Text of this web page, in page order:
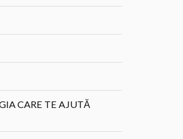
CARE TE AJUTĂ